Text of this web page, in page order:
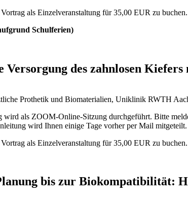
als Einzelveranstaltung für 35,00 EUR zu
Schulferien)
des zahnlosen
Prothetik und Biomaterialien, Uniklinik RWTH
wird als ZOOM-Online-Sitzung durchgeführt. Bitte
wird Ihnen einige Tage vorher per Mail mitgeteilt.
als Einzelveranstaltung für 35,00 EUR zu
bis zur Biokompatibilität: